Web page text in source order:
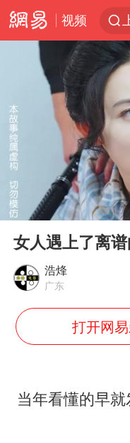
视频
Play
00:00
女人遇上了离
浩烽
广东
打开网
当年看懂的早就